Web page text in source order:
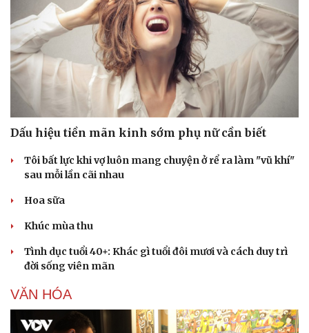
Dấu hiệu tiền mãn kinh sớm phụ nữ cần biết
Tôi bất lực khi vợ luôn mang chuyện ở rể ra làm "vũ khí"
sau mỗi lần cãi nhau
Hoa sữa
Khúc mùa thu
Tình dục tuổi 40+: Khác gì tuổi đôi mươi và cách duy trì
đời sống viên mãn
VĂN HÓA